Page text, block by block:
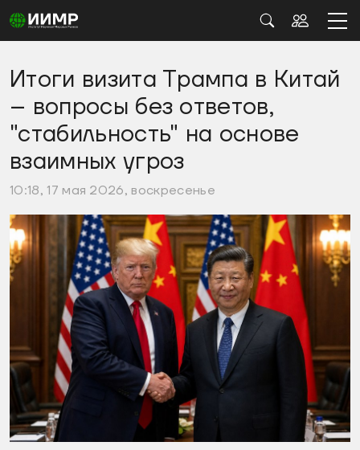
Итоги визита Трампа в Китай
– вопросы без ответов,
"стабильность" на основе
взаимных угроз
10:18, 17 мая 2026, воскресенье